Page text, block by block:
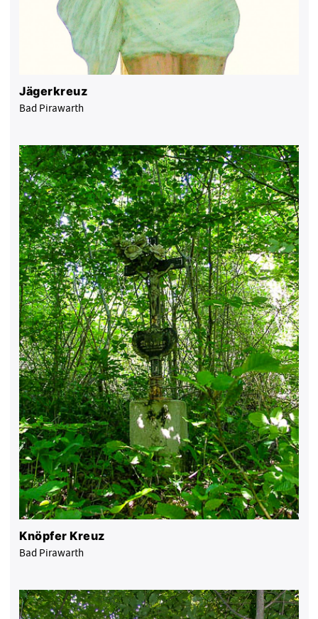
Jägerkreuz
Bad Pirawarth
Knöpfer Kreuz
Bad Pirawarth